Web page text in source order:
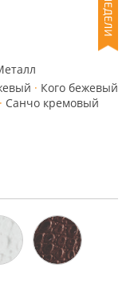
· Кого бежевый
· Санчо кремовый